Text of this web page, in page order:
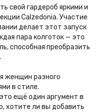
свой гардероб яркими и
Calzedonia. Участие
делает этот запуск
пара колготок — это
способная преобразить
женщин разного
в стиле.
ещё один аргумент в
хотите ли вы добавить